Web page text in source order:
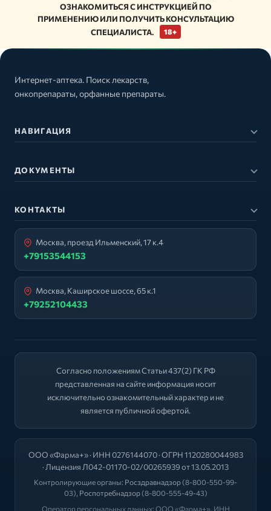
ОЗНАКОМИТЬСЯ С ИНСТРУКЦИЕЙ ПО
ПРИМЕНЕНИЮ ИЛИ ПОЛУЧИТЬ КОНСУЛЬТАЦИЮ
СПЕЦИАЛИСТА.
18+
Интернет-аптека. Поиск лекарств,
онкопрепараты, орфанные препараты.
НАВИГАЦИЯ
ДОКУМЕНТЫ
КОНТАКТЫ
Москва, проезд Ильменский, 17 к.4
+79153544153
Москва, Каширское шоссе, 65 к.1
+79252104433
Согласно положениям Статьи 437(2) ГК РФ
представленная на сайте информация носит
исключительно ознакомительный характер и не
является публичной офертой.
ООО «Фарма+» · ИНН 0276144070 · ОГРН 1120280044983
· Лицензия Л042-01170-02/00265939 от 13.05.2013
Контролирующие органы: Росздравнадзор(8-800-550-99-
03), Роспотребнадзор(8-800-555-49-43)
Оператор персональных данных: ООО «Фарма+», ИНН